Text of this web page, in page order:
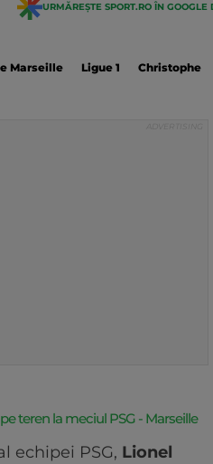
URMĂREȘTE SPORT.RO ÎN GOOGLE
Marseille Ligue 1
Christophe
teren la meciul PSG - Marseille
echipei PSG, Lionel